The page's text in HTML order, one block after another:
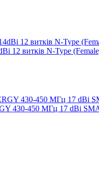
12 витків N-Type
430-450 МГц 17 dBi